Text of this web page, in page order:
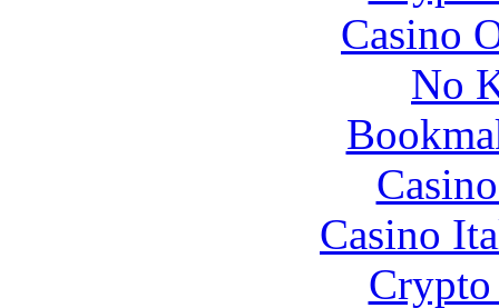
Casino
No
Casino